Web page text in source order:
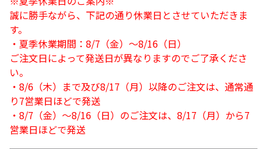
誠に勝手ながら、下記の通り休業日とさせていただきま
す。
・夏季休業期間：8/7（金）～8/16（日）
ご注文日によって発送日が異なりますのでご了承くださ
い。
・8/6（木）まで及び8/17（月）以降のご注文は、通常通
り7営業日ほどで発送
・8/7（金）～8/16（日）のご注文は、8/17（月）から7
営業日ほどで発送